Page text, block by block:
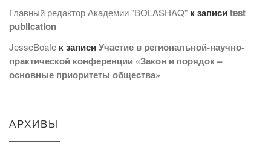
Главный редактор Академии "BOLASHAQ" к записиtest
publication
JesseBoafe к записиУчастие в региональной-научно-
практической конференции «Закон и порядок –
основные приоритеты общества»
АРХИВЫ